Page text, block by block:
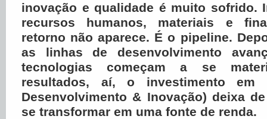
inovação e qualidade é muito sofrido.
recursos humanos, materiais e
retorno não aparece. É o pipeline.
as linhas de desenvolvimento
tecnologias começam a se
resultados, aí, o investimento em
Desenvolvimento & Inovação) deixa
se transformar em uma fonte de renda.